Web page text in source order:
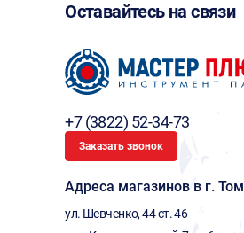
Оставайтесь на связи
+7 (3822) 52-34-73
Заказать звонок
Адреса магазинов в г.
ул. Шевченко, 44 ст. 46